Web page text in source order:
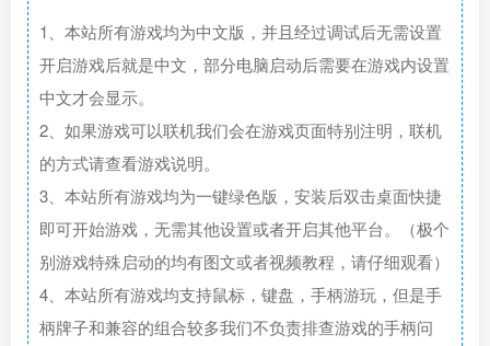
1、本站所有游戏均为中文版，并且经过调试后无需设置
开启游戏后就是中文，部分电脑启动后需要在游戏内设置
中文才会显示。
2、如果游戏可以联机我们会在游戏页面特别注明，联机
的方式请查看游戏说明。
3、本站所有游戏均为一键绿色版，安装后双击桌面快捷
即可开始游戏，无需其他设置或者开启其他平台。（极个
别游戏特殊启动的均有图文或者视频教程，请仔细观看）
4、本站所有游戏均支持鼠标，键盘，手柄游玩，但是手
柄牌子和兼容的组合较多我们不负责排查游戏的手柄问